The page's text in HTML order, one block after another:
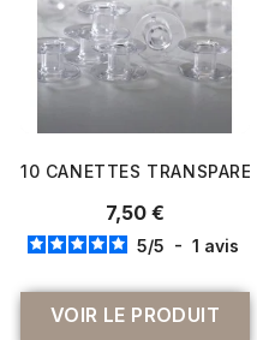
10 CANETTES
7,50 €
5/5 - 1 avis
VOIR LE PRODUIT